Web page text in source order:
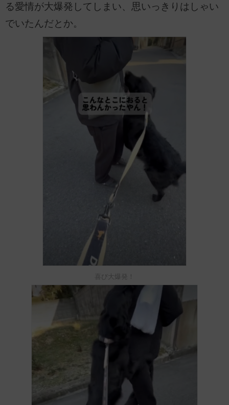
る愛情が大爆発してしまい、思いっきりはしゃい
でいたんだとか。
喜び大爆発！